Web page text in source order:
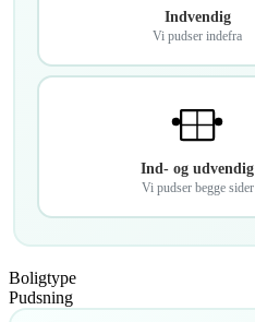
Indvendig
Vi pudser indefra
Ind- og udvendig
Vi pudser begge sider
Boligtype
Pudsning